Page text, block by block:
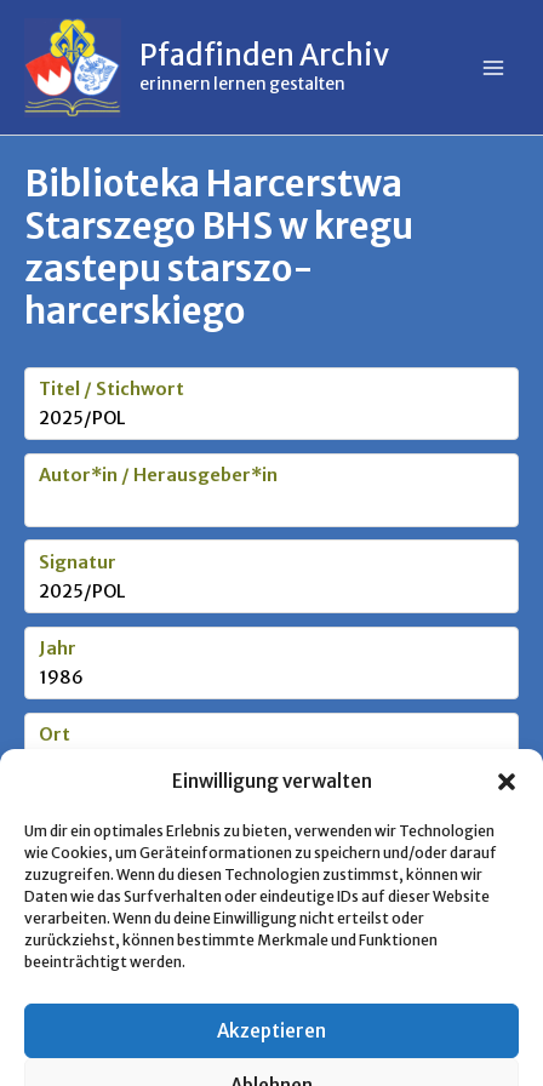
Einwilligung verwalten
Um dir ein optimales Erlebnis zu bieten, verwenden wir Technologien
wie Cookies, um Geräteinformationen zu speichern und/oder darauf
zuzugreifen. Wenn du diesen Technologien zustimmst, können wir
Daten wie das Surfverhalten oder eindeutige IDs auf dieser Website
verarbeiten. Wenn du deine Einwilligung nicht erteilst oder
zurückziehst, können bestimmte Merkmale und Funktionen
beeinträchtigt werden.
Akzeptieren
springen
springen
Pfadfinden Archiv
erinnern lernen gestalten
Biblioteka Harcerstwa
Starszego BHS w kregu
zastepu starszo-
harcerskiego
Titel / Stichwort
2025/POL
Autor*in / Herausgeber*in
Signatur
2025/POL
Jahr
1986
Ort
Stufe / Zielgruppe
Schlagworte
Polnische Pfadfinderschaft
« Zurück zur Übersicht